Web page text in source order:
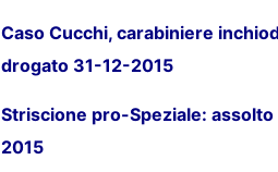
Caso Cucchi, carabiniere
drogato 31-12-2015
Striscione pro-Speziale:
2015